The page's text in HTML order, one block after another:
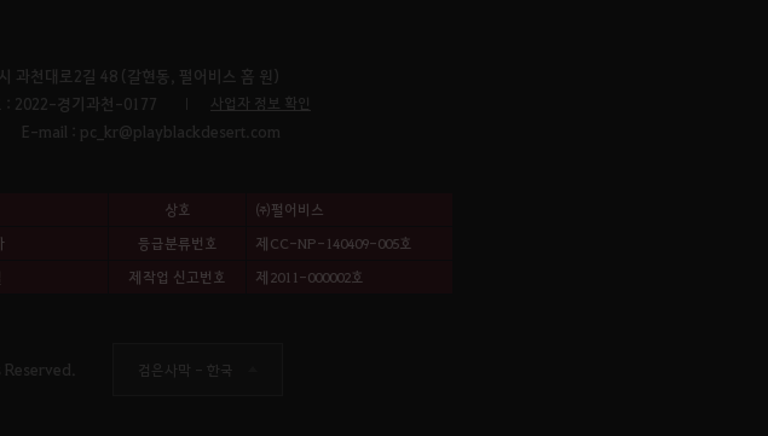
과천대로2길 48 (갈현동, 펄어비스 홈 원)
: 2022-경기과천-0177 사업자 정보 확인
E-mail : pc_kr@playblackdesert.com
상호
㈜펄어비스
등급분류번호
제CC-NP-140409-005호
제작업 신고번호 제2011-000002호
검은사막 - 한국